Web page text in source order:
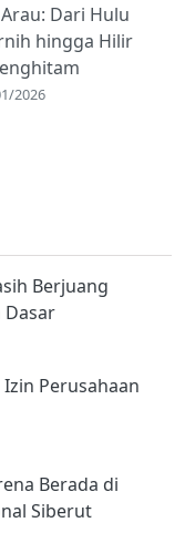
Dari Hulu
hingga Hilir
2026
Berjuang
Perusahaan
Berada di
Siberut